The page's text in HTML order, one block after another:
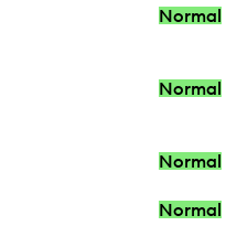
Normal
Normal
Normal
Normal